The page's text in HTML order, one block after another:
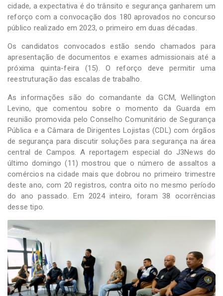
cidade, a expectativa é do trânsito e segurança ganharem um
reforço com a convocação dos 180 aprovados no concurso
público realizado em 2023, o primeiro em duas décadas.
Os candidatos convocados estão sendo chamados para
apresentação de documentos e exames admissionais até a
próxima quinta-feira (15). O reforço deve permitir uma
reestruturação das escalas de trabalho.
As informações são do comandante da GCM, Wellington
Levino, que comentou sobre o momento da Guarda em
reunião promovida pelo Conselho Comunitário de Segurança
Pública e a Câmara de Dirigentes Lojistas (CDL) com órgãos
de segurança para discutir soluções para segurança na área
central de Campos. A reportagem especial do J3News do
último domingo (11) mostrou que o número de assaltos a
comércios na cidade mais que dobrou no primeiro trimestre
deste ano, com 20 registros, contra oito no mesmo período
do ano passado. Em 2024 inteiro, foram 38 ocorrências
desse tipo.